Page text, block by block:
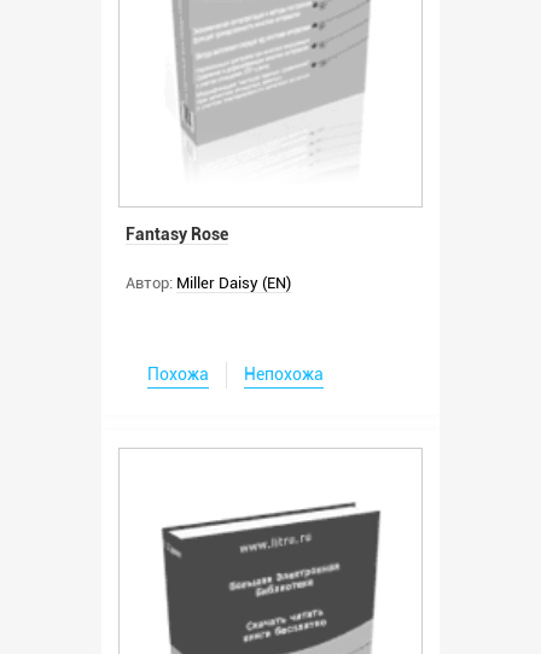
Fantasy Rose
Автор: Miller Daisy (EN)
Похожа Непохожа